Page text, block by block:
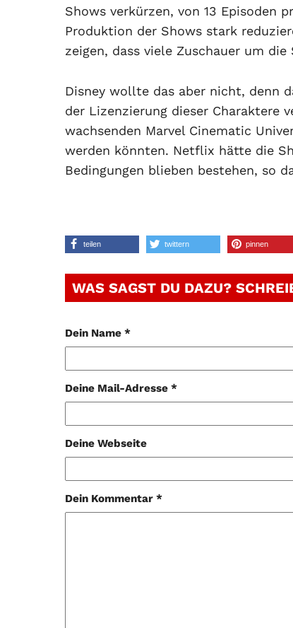
Shows verkürzen, von 13 Episoden
Produktion der Shows stark
zeigen, dass viele Zuschauer um
Disney wollte das aber nicht, denn
der Lizenzierung dieser Charaktere
wachsenden Marvel Cinematic
werden könnten. Netflix hätte die
Bedingungen blieben bestehen, so
teilen twittern pinnen
WAS SAGST DU DAZU?
Dein Name *
Deine Mail-Adresse *
Deine Webseite
Dein Kommentar *